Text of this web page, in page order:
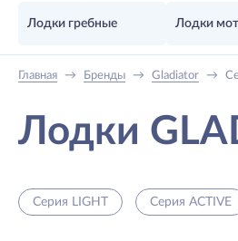
Лодки гребные Лодки
Главная → Бренды → Gladiator →
Лодки
Серия LIGHT Серия ACTIVE